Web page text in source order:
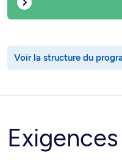
Voir la structure du